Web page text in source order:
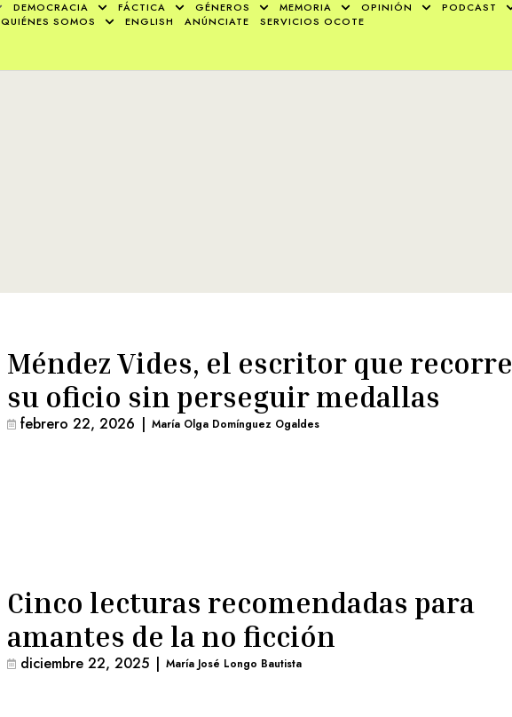
DEMOCRACIA FÁCTICA GÉNEROS MEMORIA OPINIÓN
PODCAST
QUIÉNES SOMOS
ENGLISH ANÚNCIATE SERVICIOS OCOTE
Méndez Vides, el escritor que recorre
su oficio sin perseguir medallas
febrero 22, 2026 | María Olga Domínguez Ogaldes
Cinco lecturas recomendadas para
amantes de la no ficción
diciembre 22, 2025 | María José Longo Bautista